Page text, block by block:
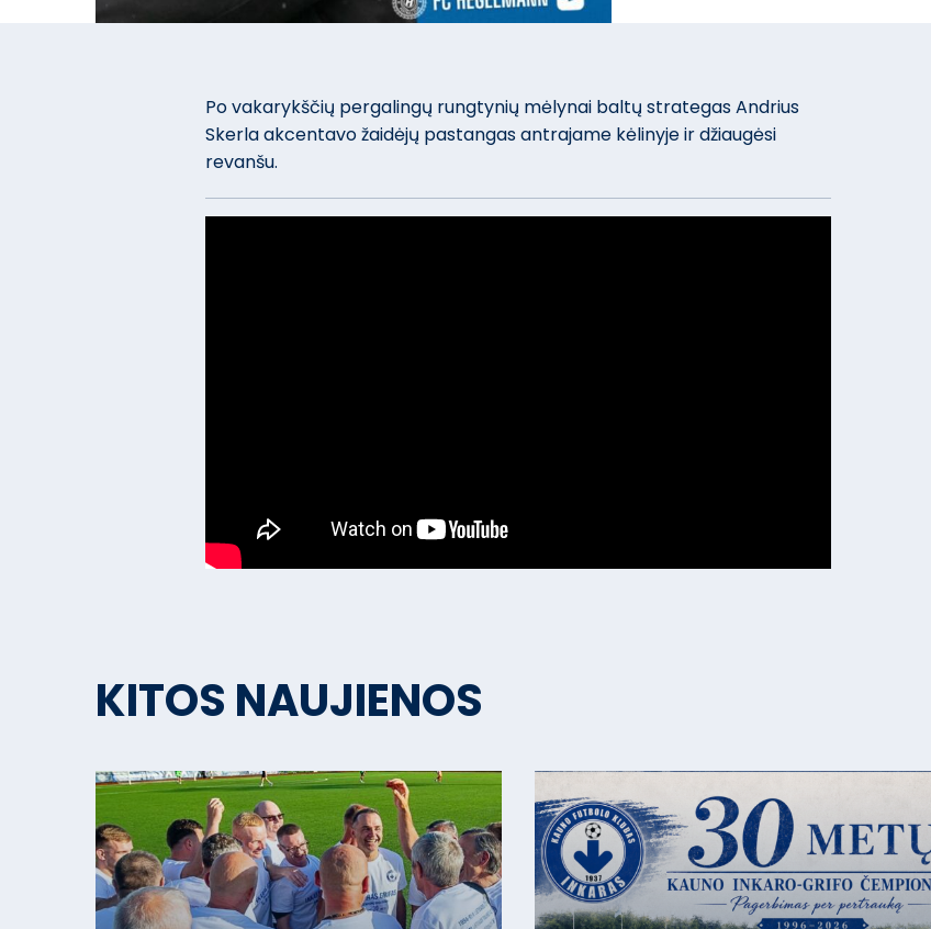
Po vakarykščių pergalingų rungtynių mėlynai baltų strategas Andrius
Skerla akcentavo žaidėjų pastangas antrajame kėlinyje ir džiaugėsi
revanšu.
KITOS NAUJIENOS